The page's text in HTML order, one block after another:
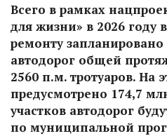
Всего в рамках
для жизни» в 2026 году
ремонту запланировано
автодорог общей
2560 п.м. тротуаров. На
предусмотрено 174,7
участков автодорог
по муниципальной